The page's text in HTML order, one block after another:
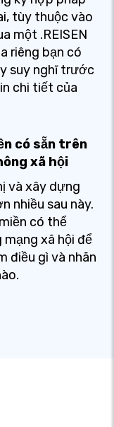
tùy thuộc vào
một .REISEN
riêng bạn có
suy nghĩ trước
chi tiết của
có sẵn trên
xã hội
và xây dựng
nhiều sau này.
có thể
xã hội để
điều gì và nhãn